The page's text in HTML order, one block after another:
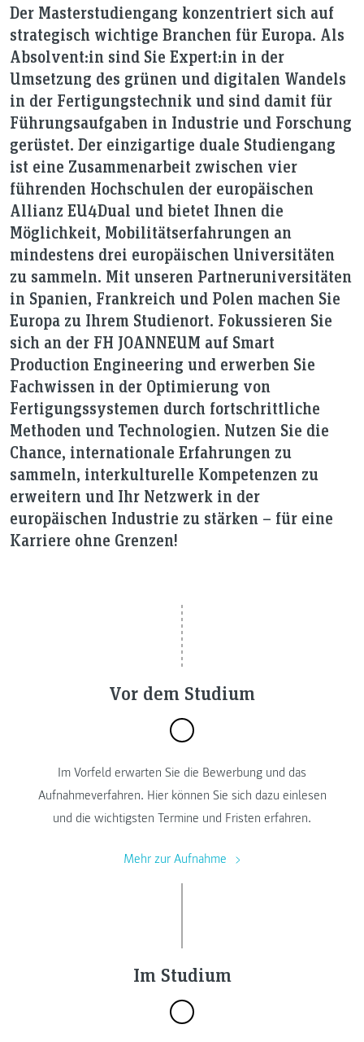
Der Masterstudiengang konzentriert sich auf
strategisch wichtige Branchen für Europa. Als
Absolvent:in sind Sie Expert:in in der
Umsetzung des grünen und digitalen Wandels
in der Fertigungstechnik und sind damit für
Führungsaufgaben in Industrie und Forschung
gerüstet. Der einzigartige duale Studiengang
ist eine Zusammenarbeit zwischen vier
führenden Hochschulen der europäischen
Allianz EU4Dual und bietet Ihnen die
Möglichkeit, Mobilitätserfahrungen an
mindestens drei europäischen Universitäten
zu sammeln. Mit unseren Partneruniversitäten
in Spanien, Frankreich und Polen machen Sie
Europa zu Ihrem Studienort. Fokussieren Sie
sich an der FH JOANNEUM auf Smart
Production Engineering und erwerben Sie
Fachwissen in der Optimierung von
Fertigungssystemen durch fortschrittliche
Methoden und Technologien. Nutzen Sie die
Chance, internationale Erfahrungen zu
sammeln, interkulturelle Kompetenzen zu
erweitern und Ihr Netzwerk in der
europäischen Industrie zu stärken – für eine
Karriere ohne Grenzen!
Vor dem Studium
Im Vorfeld erwarten Sie die Bewerbung und das
Aufnahmeverfahren. Hier können Sie sich dazu einlesen
und die wichtigsten Termine und Fristen erfahren.
Mehr zur Aufnahme
Im Studium